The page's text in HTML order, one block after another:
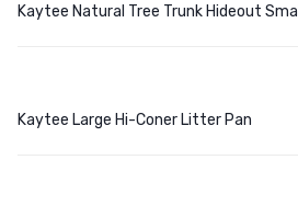
Kaytee Natural Tree Trunk Hideout Small
Kaytee Large Hi-Coner Litter Pan